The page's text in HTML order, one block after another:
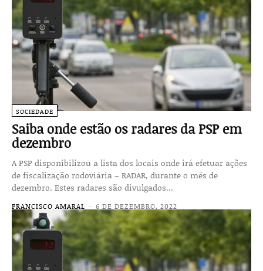
SOCIEDADE
Saiba onde estão os radares da PSP em
dezembro
A PSP disponibilizou a lista dos locais onde irá efetuar ações
de fiscalização rodoviária – RADAR, durante o mês de
dezembro. Estes radares são divulgados...
FRANCISCO AMARAL - 6 DE DEZEMBRO, 2022